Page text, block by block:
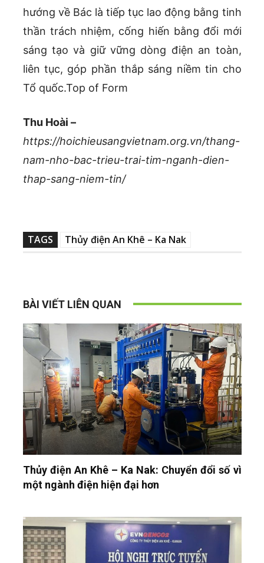
hướng về Bác là tiếp tục lao động bằng tinh
thần trách nhiệm, cống hiến bằng đổi mới
sáng tạo và giữ vững dòng điện an toàn,
liên tục, góp phần thắp sáng niềm tin cho
Tổ quốc.Top of Form
Thu Hoài –
https://hoichieusangvietnam.org.vn/thang-
nam-nho-bac-trieu-trai-tim-nganh-dien-
thap-sang-niem-tin/
TAGS Thủy điện An Khê – Ka Nak
BÀI VIẾT LIÊN QUAN
Thủy điện An Khê – Ka Nak: Chuyển đổi số vì
một ngành điện hiện đại hơn